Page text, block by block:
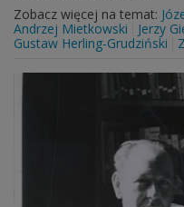
Zobacz więcej na temat:
Andrzej Mietkowski
Jerzy
Gustaw Herling-Grudziński